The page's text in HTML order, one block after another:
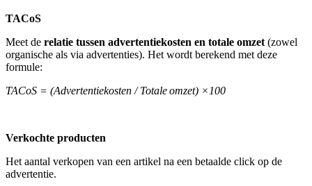
TACoS
Meet de relatie tussen advertentiekosten en totale omzet (zowel
organische als via advertenties). Het wordt berekend met deze
formule:
TACoS = (Advertentiekosten / Totale omzet) ×100
Verkochte producten
Het aantal verkopen van een artikel na een betaalde click op de
advertentie.